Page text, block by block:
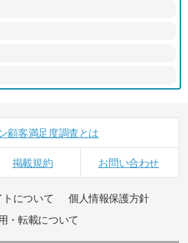
顧客満足度調査とは
掲載規約 お問い合わせ
について
個人情報保護方針
・転載について